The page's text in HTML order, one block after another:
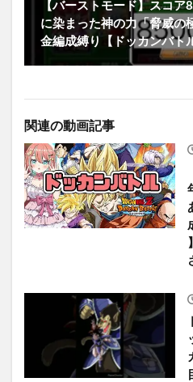
【バーストモード】スコ
に染まった神の力「脅威の
金編成縛り【ドッカンバト
関連の動画記事